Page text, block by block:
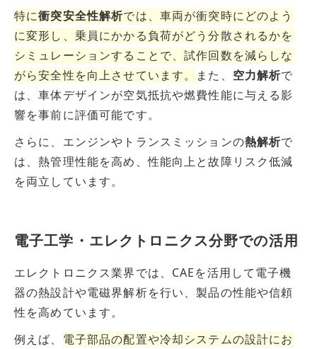
特に衝突安全性解析では、車両が衝突時にどのよう
に変形し、乗員にかかる負荷がどう分散されるかを
シミュレーションすることで、試作回数を減らしな
がら安全性を向上させています。
また、 空力解析で
は、車体デザインが空気抵抗や燃費性能に与える影
響を事前に評価可能です。
さらに、エンジンやトランスミッションの熱解析で
は、熱管理性能を高め、性能向上と故障リスク低減
を両立しています。
電子工学・エレクトロニクス分野での活用
エレクトロニクス業界では、CAEを活用して電子機
器の熱設計や電磁界解析を行い、製品の性能や信頼
性を高めています。
例えば、 電子部品の配置や冷却システムの設計にお